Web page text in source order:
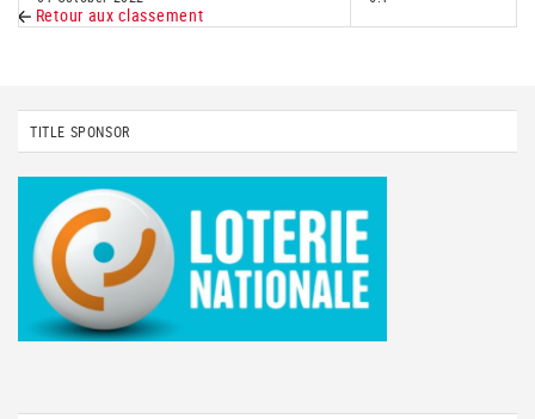
Retour aux classement
TITLE SPONSOR